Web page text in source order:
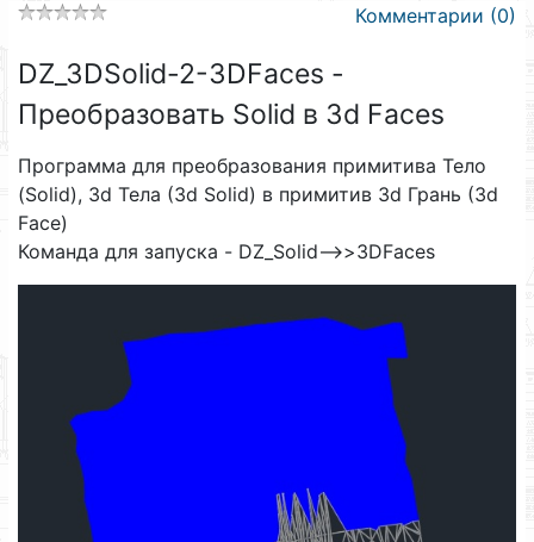
Комментарии (0)
DZ_3DSolid-2-3DFaces -
Преобразовать Solid в 3d Faces
Программа для преобразования примитива Тело
(Solid), 3d Тела (3d Solid) в примитив 3d Грань (3d
Face)
Команда для запуска - DZ_Solid-->>3DFaces